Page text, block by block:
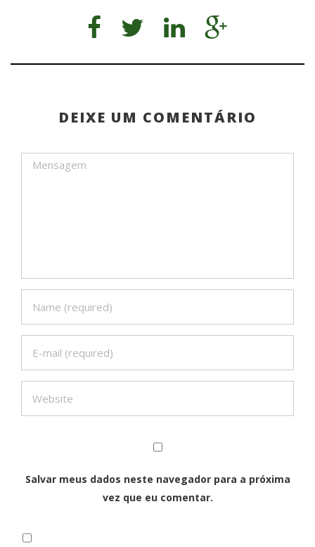
DEIXE UM COMENTÁRIO
Salvar meus dados neste navegador para a próxima
vez que eu comentar.